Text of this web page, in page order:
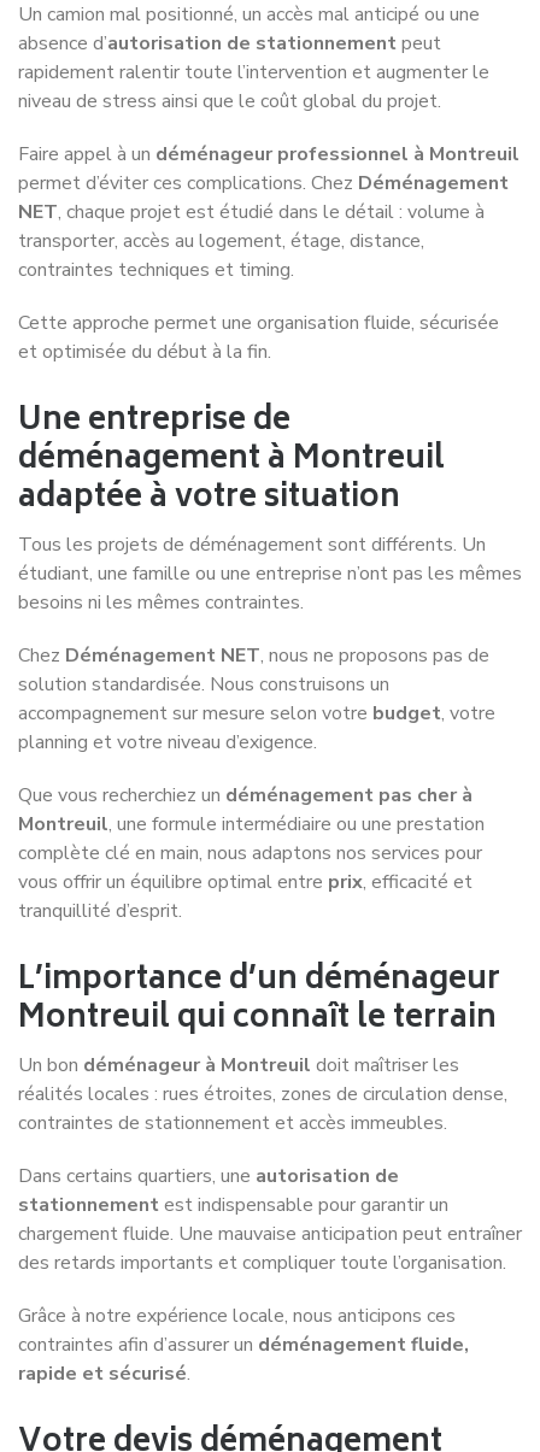
Un camion mal positionné, un accès mal anticipé ou une
absence d’autorisation de stationnementpeut
rapidement ralentir toute l’intervention et augmenter le
niveau de stress ainsi que le coût global du projet.
Faire appel à un déménageur professionnel à Montreuil
permet d’éviter ces complications. Chez Déménagement
NET, chaque projet est étudié dans le détail : volume à
transporter, accès au logement, étage, distance,
contraintes techniques et timing.
Cette approche permet une organisation fluide, sécurisée
et optimisée du début à la fin.
Une entreprise de
déménagement à Montreuil
adaptée à votre situation
Tous les projets de déménagement sont différents. Un
étudiant, une famille ou une entreprise n’ont pas les mêmes
besoins ni les mêmes contraintes.
Chez Déménagement NET, nous ne proposons pas de
solution standardisée. Nous construisons un
accompagnement sur mesure selon votre budget, votre
planning et votre niveau d’exigence.
Que vous recherchiez un déménagement pas cher à
Montreuil, une formule intermédiaire ou une prestation
complète clé en main, nous adaptons nos services pour
vous offrir un équilibre optimal entre prix, efficacité et
tranquillité d’esprit.
L’importance d’un déménageur
Montreuil qui connaît le terrain
Un bon déménageur à Montreuil doit maîtriser les
réalités locales : rues étroites, zones de circulation dense,
contraintes de stationnement et accès immeubles.
Dans certains quartiers, une autorisation de
stationnementest indispensable pour garantir un
chargement fluide. Une mauvaise anticipation peut entraîner
des retards importants et compliquer toute l’organisation.
Grâce à notre expérience locale, nous anticipons ces
contraintes afin d’assurer un déménagement fluide,
rapide et sécurisé.